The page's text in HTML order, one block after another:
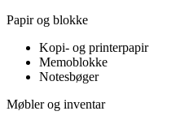
Papir og blokke
Kopi- og printerpapir
Memoblokke
Notesbøger
Møbler og inventar